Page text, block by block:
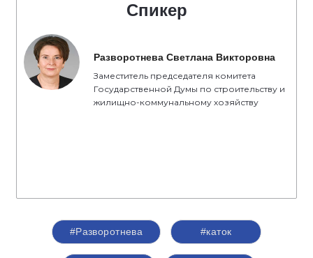
Спикер
Разворотнева Светлана Викторовна
Заместитель председателя комитета
Государственной Думы по строительству и
жилищно-коммунальному хозяйству
#Разворотнева #каток